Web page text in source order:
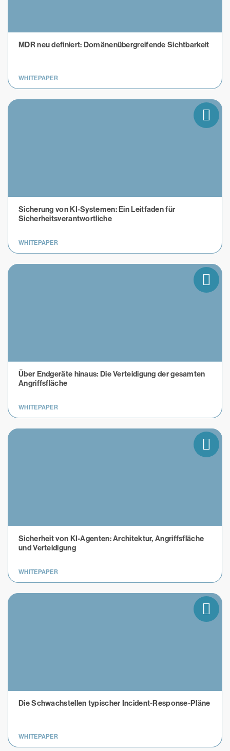
MDR neu definiert: Domänenübergreifende Sichtbarkeit
WHITEPAPER
Sicherung von KI-Systemen: Ein Leitfaden für
Sicherheitsverantwortliche
WHITEPAPER
Über Endgeräte hinaus: Die Verteidigung der gesamten
Angriffsfläche
WHITEPAPER
Sicherheit von KI-Agenten: Architektur, Angriffsfläche
und Verteidigung
WHITEPAPER
Die Schwachstellen typischer Incident-Response-Pläne
WHITEPAPER